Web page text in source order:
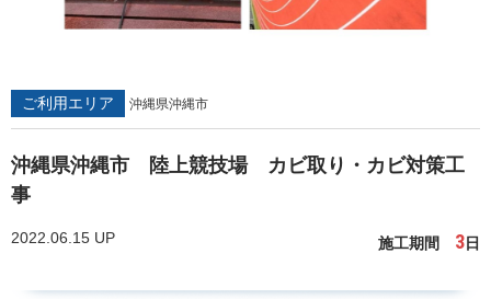
ご利用エリア 沖縄県沖縄市
沖縄県沖縄市 陸上競技場 カビ取り・カビ対策工
事
2022.06.15 UP 施工期間 3日